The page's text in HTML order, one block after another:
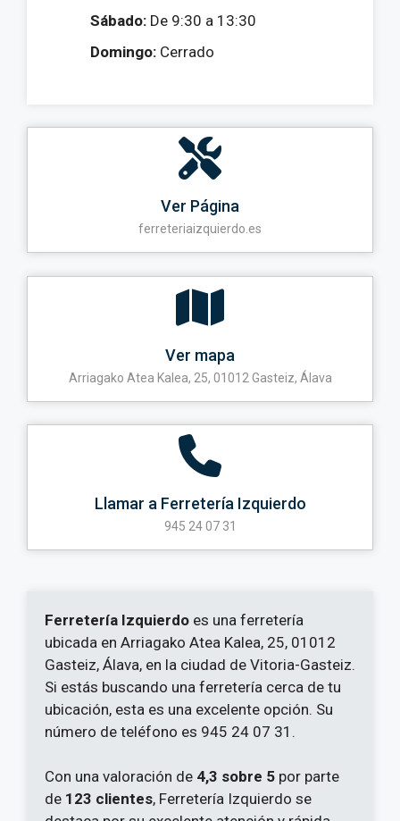
Sábado: De 9:30 a 13:30
Domingo: Cerrado
Ver Página
ferreteriaizquierdo.es
Ver mapa
Arriagako Atea Kalea, 25, 01012 Gasteiz, Álava
Llamar a Ferretería Izquierdo
945 24 07 31
Ferretería Izquierdo es una ferretería
ubicada en Arriagako Atea Kalea, 25, 01012
Gasteiz, Álava, en la ciudad de Vitoria-Gasteiz.
Si estás buscando una ferretería cerca de tu
ubicación, esta es una excelente opción. Su
número de teléfono es 945 24 07 31.
Con una valoración de 4,3 sobre 5 por parte
de 123 clientes, Ferretería Izquierdo se